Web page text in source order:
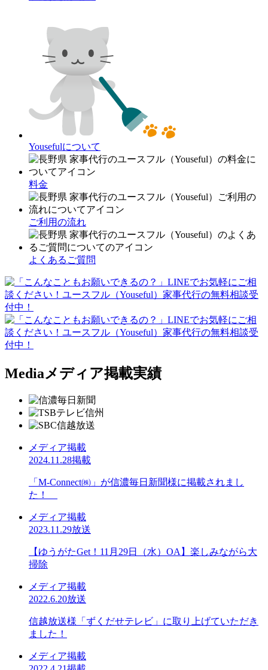
Yousefulについて
料金
ご利用の流れ
よくあるご質問
Mediaメディア掲載実績
メディア掲載
2024.11.28掲載
「M-Connect㈱」が信濃毎日新聞様に掲載されまし
た！
メディア掲載
2023.11.29放送
【ゆうがたGet！11月29日（水）OA】楽しみながら大
掃除
メディア掲載
2022.6.20放送
信越放送様「ずくだせテレビ」に取り上げていただき
ました！
メディア掲載